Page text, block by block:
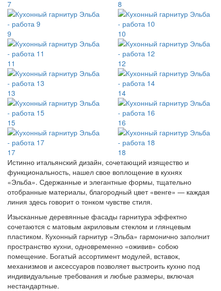
7 8
9 10
11 12
13 14
15 16
17
18
Истинно итальянский дизайн, сочетающий изящество и
функциональность, нашел свое воплощение в кухнях
«Эльба». Сдержанные и элегантные формы, тщательно
отобранные материалы, благородный цвет «венге» — каждая
линия здесь говорит о тонком чувстве стиля.
Изысканные деревянные фасады гарнитура эффектно
сочетаются с матовым акриловым стеклом и глянцевым
пластиком. Кухонный гарнитур «Эльба» гармонично заполнит
пространство кухни, одновременно «оживив» собою
помещение. Богатый ассортимент модулей, вставок,
механизмов и аксессуаров позволяет выстроить кухню под
индивидуальные требования и любые размеры, включая
нестандартные.